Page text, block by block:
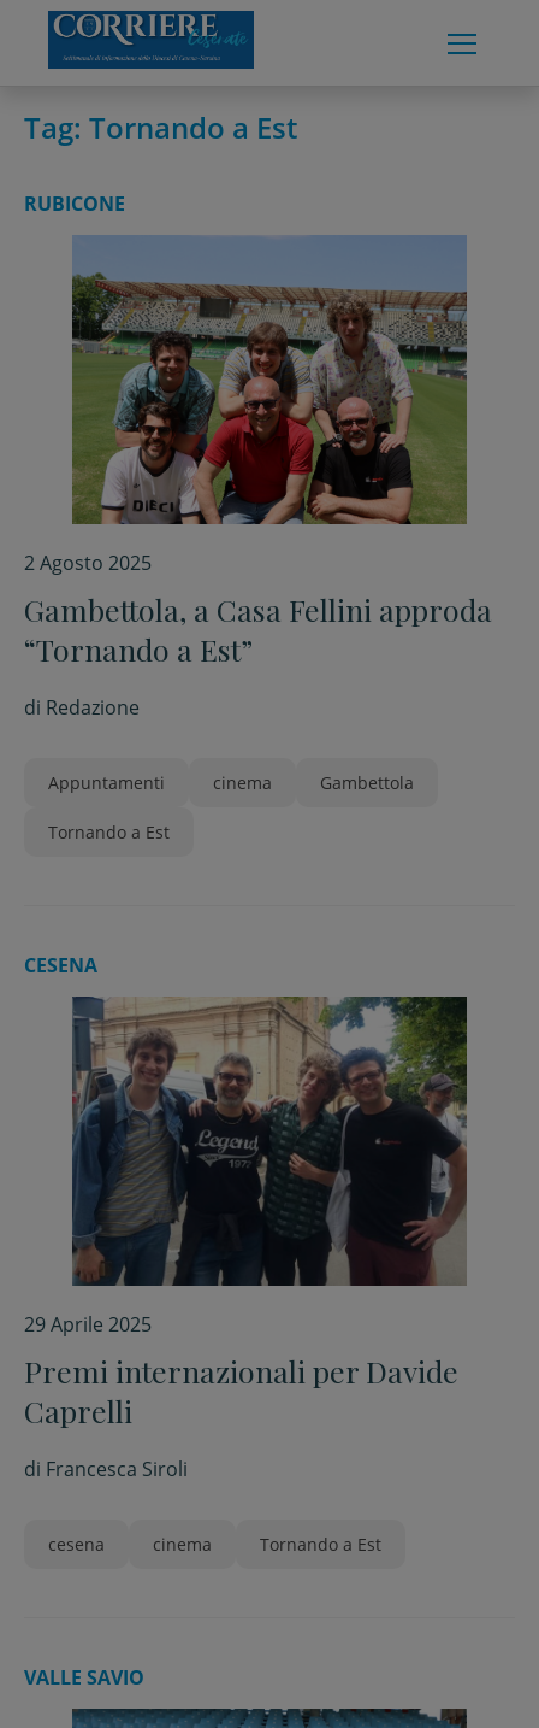
content
Tag: Tornando a Est
RUBICONE
2 Agosto 2025
Gambettola, a Casa Fellini approda
“Tornando a Est”
di Redazione
Appuntamenti cinema Gambettola
Tornando a Est
CESENA
29 Aprile 2025
Premi internazionali per Davide
Caprelli
di Francesca Siroli
cesena cinema Tornando a Est
VALLE SAVIO